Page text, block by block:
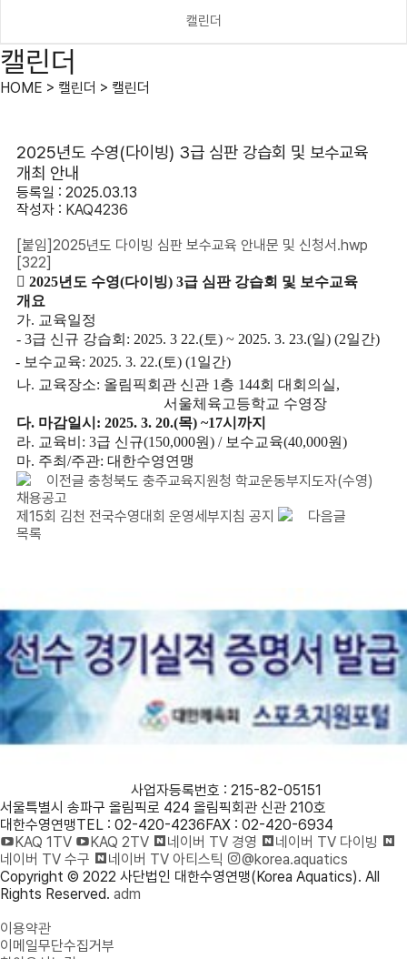
캘린더
캘린더
HOME > 캘린더 > 캘린더
2025년도 수영(다이빙) 3급 심판 강습회 및 보수교육
개최 안내
등록일 : 2025.03.13
작성자 : KAQ4236
[붙임]2025년도 다이빙 심판 보수교육 안내문 및 신청서.hwp
[322]
 2025년도 수영(다이빙) 3급 심판 강습회 및 보수교육
개요
가. 교육일정
- 3급 신규 강습회 : 2025. 3 22.(토) ~ 2025. 3. 23.(일) (2일간)
- 보수교육: 2025. 3. 22.(토) (1 일간)
나. 교육장소: 올림픽회관 신관 1 층 144회 대회의실,
서울체육고등학교 수영장
다. 마감일시 : 2025. 3. 20.(목) ~17시까지
라. 교육비 : 3급 신규(150,000원) / 보수교육(40,000원)
마. 주최 /주관: 대한수영연맹
이전글 충청북도 충주교육지원청 학교운동부지도자(수영)
채용공고
제15회 김천 전국수영대회 운영세부지침 공지
다음글
목록
사업자등록번호 : 215-82-05151
서울특별시 송파구 올림픽로 424 올림픽회관 신관 210호
대한수영연맹TEL : 02-420-4236FAX : 02-420-6934
KAQ 1TV
KAQ 2TV 네이버 TV 경영
네이버 TV 다이빙
네이버 TV 수구
네이버 TV 아티스틱
@korea.aquatics
Copyright © 2022 사단법인 대한수영연맹(Korea Aquatics). All
Rights Reserved. adm
이용약관
이메일무단수집거부